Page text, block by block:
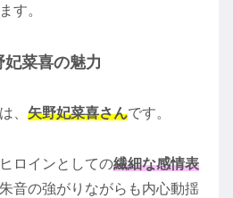
す。
菜喜の魅力
、 矢野妃菜喜さんです。
ロインとしての繊細な感情表
音の強がりながらも内心動揺